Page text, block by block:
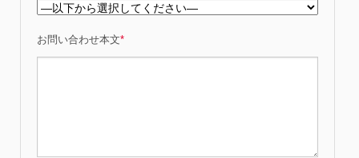
お問い合わせ本文*